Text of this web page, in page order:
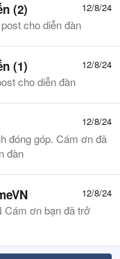
12/8/24
(2)
cho diễn đàn
12/8/24
(1)
cho diễn đàn
12/8/24
đóng góp. Cám ơn đã
đàn
12/8/24
Cám ơn bạn đã trở